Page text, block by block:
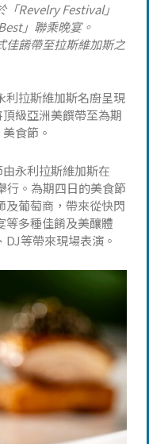
Revelry Festival」
」聯乘晚宴。
佳餚帶至拉斯維加斯之
利拉斯維加斯名廚呈現
級亞洲美饌帶至為期
食節。
由永利拉斯維加斯在
行。為期四日的美食節
及葡萄商，帶來從快閃
等多種佳餚及美釀體
等帶來現場表演。